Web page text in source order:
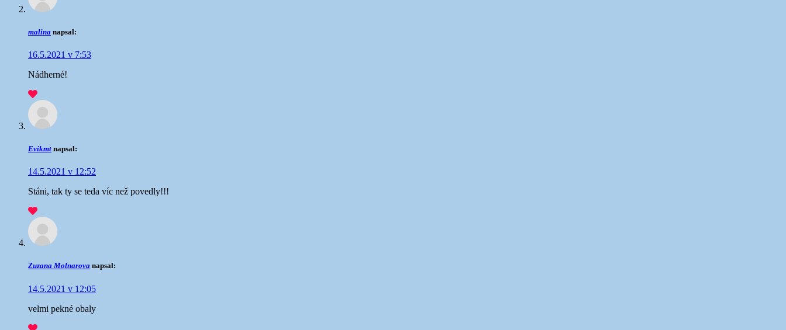
malina napsal:
16.5.2021 v 7:53
Nádherné!
Evikmt napsal:
14.5.2021 v 12:52
Stáni, tak ty se teda víc než povedly!!!
Zuzana Molnarova napsal:
14.5.2021 v 12:05
velmi pekné obaly